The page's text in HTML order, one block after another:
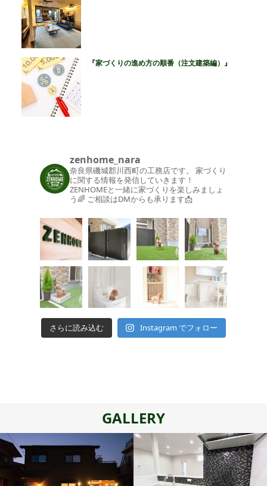
『家づくりの進め方の順番（注文建築編）』
zenhome_nara
奈良県磯城郡川西町の工務店です。
家づくり
に関する情報を発信していきます！
ZENHOMEと一緒に家づくりを楽しみましょ
う🌈 ご相談はDMからも承ります📩
さらに読み込む Instagram でフォロー
GALLERY